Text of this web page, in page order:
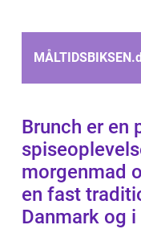
MÅLTIDSBIKSEN.
Brunch er en
morgenmad
en fast
Danmark og